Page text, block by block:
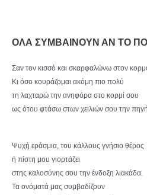
ΟΛΑ ΣΥΜΒΑΙΝΟΥΝ ΑΝ ΤΟ
Σαν τον κισσό και σκαρφαλώνω στον
Κι όσο κουράζομαι ακόμη πιο πολύ
τη λαχταρώ την ανηφόρα στο κορμί σου
ως ότου φτάσω στων χειλιών σου την πηγή.
Ψυχή εράσμια, του κάλλους γνήσιο θέρος
ή πίστη μου γιορτάζει
στης καλοσύνης σου την ένδοξη λιακάδα.
Τα ονόματά μας συμβαδίζουν